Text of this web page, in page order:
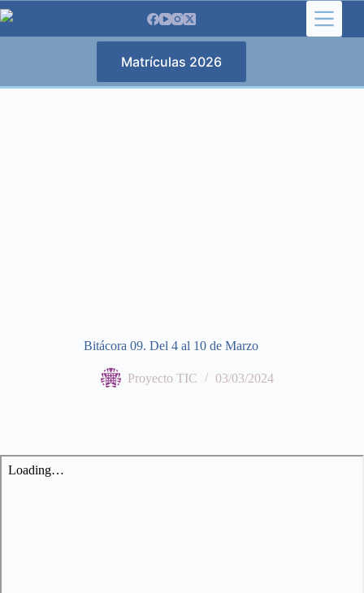
Saltar
al
contenido
Matrículas 2026
Bitácora 09. Del 4 al 10 de Marzo
Proyecto TIC 03/03/2024